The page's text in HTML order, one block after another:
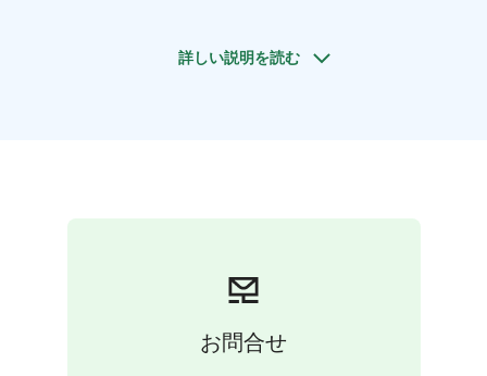
https://vimeo.com/1107168183
Oodi iälle / Ode To Age –Kati Kallio, Finland, 8 min
Kuvaaja Arttu Peltomaa on paikalla.
https://saimaafilmfestival.com/ohjelma/
詳しい説明を読む
お問合せ